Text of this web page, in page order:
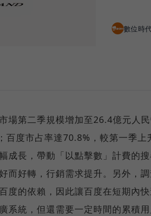
數位時
場第二季規模增加至26.4億元人
百度市占率達70.8%，較第一季上
成長，帶動「以點擊數」計費的
而好轉，行銷需求提升。另外，
度的依賴，因此讓百度在短期內快
系統，但還需要一定時間的累積